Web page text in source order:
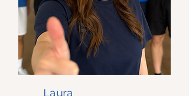
Laura